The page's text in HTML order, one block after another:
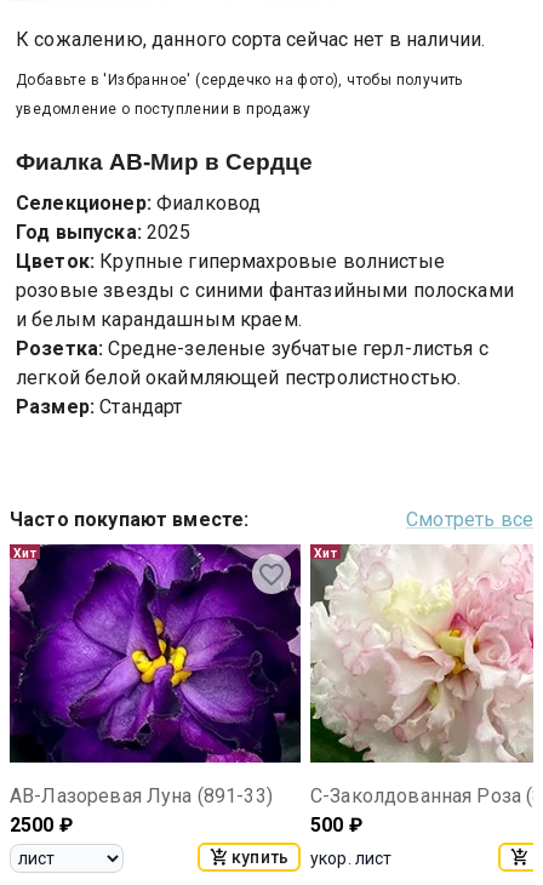
К сожалению, данного сорта сейчас нет в наличии.
Добавьте в 'Избранное' (сердечко на фото), чтобы получить
уведомление о поступлении в продажу
Фиалка АВ-Мир в Сердце
Селекционер: Фиалковод
Год выпуска: 2025
Цветок: Крупные гипермахровые волнистые
розовые звезды с синими фантазийными полосками
и белым карандашным краем.
Розетка: Средне-зеленые зубчатые герл-листья с
легкой белой окаймляющей пестролистностью.
Размер: Стандарт
Часто покупают вместе: Смотреть все
Хит
АВ-Лазоревая Луна (891-33)
2500 ₽
купить
Хит
500 ₽
укор. лист